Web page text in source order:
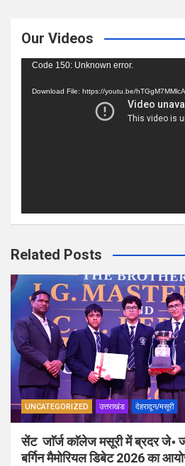
Our Videos
Video
Code 150: Unknown error.
Download File: https://youtu.be/
Related Posts
UNCATEGORIZED उत्तराखंड देहरादून/मसूरी
सेंट जाॅर्ज काॅलेज मसूरी में ब्रदर जे॰
बर्गिन मैमोरियल डिबेट 2026 का